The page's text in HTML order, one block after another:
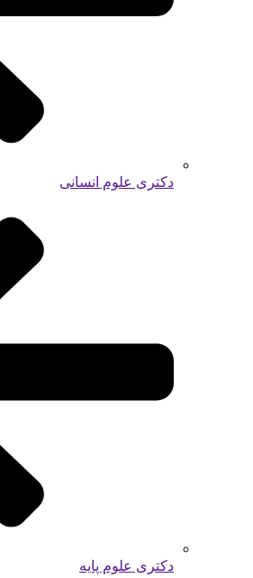
دکتری علوم انسانی
دکتری علوم پایه